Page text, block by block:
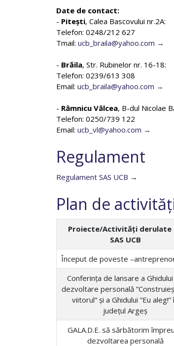
Date de contact:
- Pitești, Calea Bascovului nr.2A:
Telefon: 0248/212 627
Tmail: ucb_braila@yahoo.com
- Brăila, Str. Rubinelor nr. 16-18:
Telefon: 0239/613 308
Email: ucb_braila@yahoo.com
- Râmnicu Vâlcea, B-dul Nicolae
Telefon: 0250/739 122
Email: ucb_vl@yahoo.com
Regulament
Regulament SAS UCB
Plan de
Proiecte/Activități derulate
SAS UCB
Început de poveste
Conferința de lansare a
dezvoltare personală
viitorul” și a Ghidului ”Eu aleg!”
județul Argeș
GALA.D.E. să sărbătorim
dezvoltarea personală